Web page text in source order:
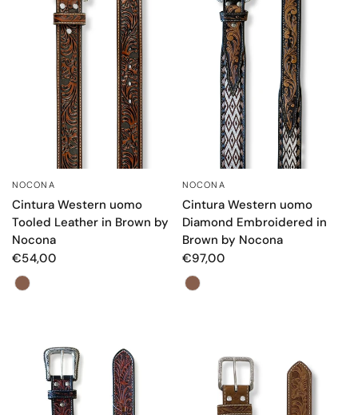
NOCONA
Cintura Western uomo
Tooled Leather in Brown by
Nocona
€54,00
Color
NOCONA
Cintura Western uomo
Diamond Embroidered in
Brown by Nocona
€97,00
Color